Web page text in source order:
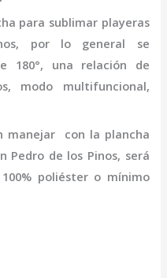
para sublimar playeras
, por lo general se
180°, una relación de
modo multifuncional,
manejar con la plancha
Pedro de los Pinos, será
poliéster o mínimo